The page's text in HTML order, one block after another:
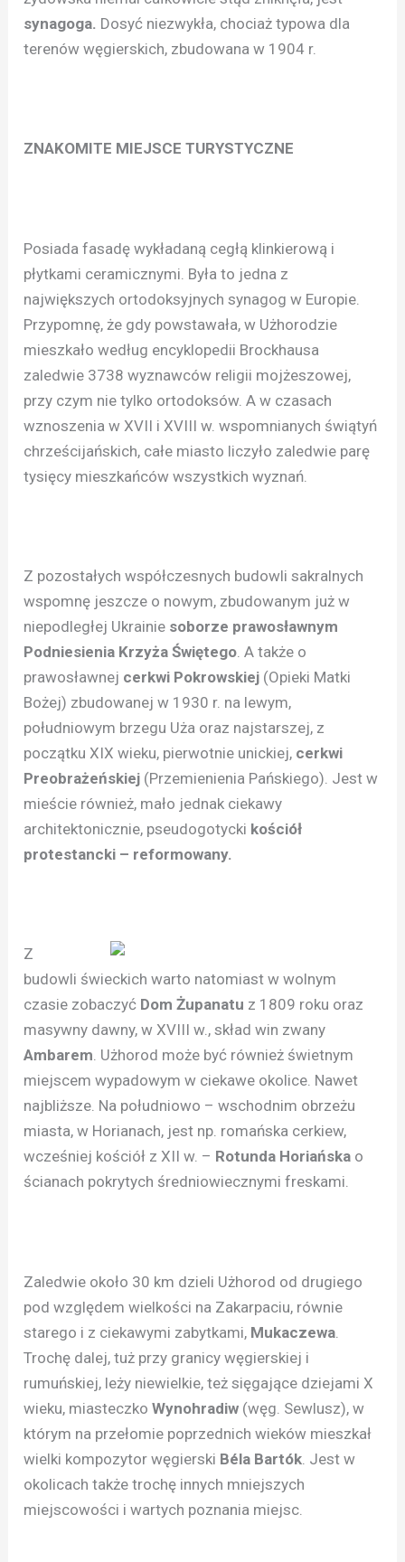
synagoga. Dosyć niezwykła, chociaż typowa dla
terenów węgierskich, zbudowana w 1904 r.
ZNAKOMITE MIEJSCE TURYSTYCZNE
Posiada fasadę wykładaną cegłą klinkierową i
płytkami ceramicznymi. Była to jedna z
największych ortodoksyjnych synagog w Europie.
Przypomnę, że gdy powstawała, w Użhorodzie
mieszkało według encyklopedii Brockhausa
zaledwie 3738 wyznawców religii mojżeszowej,
przy czym nie tylko ortodoksów. A w czasach
wznoszenia w XVII i XVIII w. wspomnianych świątyń
chrześcijańskich, całe miasto liczyło zaledwie parę
tysięcy mieszkańców wszystkich wyznań.
Z pozostałych współczesnych budowli sakralnych
wspomnę jeszcze o nowym, zbudowanym już w
niepodległej Ukrainie soborze prawosławnym
Podniesienia Krzyża Świętego . A także o
prawosławnej cerkwi Pokrowskiej (Opieki Matki
Bożej) zbudowanej w 1930 r. na lewym,
południowym brzegu Uża oraz najstarszej, z
początku XIX wieku, pierwotnie unickiej, cerkwi
Preobrażeńskiej (Przemienienia Pańskiego). Jest w
mieście również, mało jednak ciekawy
architektonicznie, pseudogotycki kościół
protestancki – reformowany.
Z
budowli świeckich warto natomiast w wolnym
czasie zobaczyć Dom Żupanatu z 1809 roku oraz
masywny dawny, w XVIII w., skład win zwany
Ambarem. Użhorod może być również świetnym
miejscem wypadowym w ciekawe okolice. Nawet
najbliższe. Na południowo – wschodnim obrzeżu
miasta, w Horianach, jest np. romańska cerkiew,
wcześniej kościół z XII w. – Rotunda Horiańska o
ścianach pokrytych średniowiecznymi freskami.
Zaledwie około 30 km dzieli Użhorod od drugiego
pod względem wielkości na Zakarpaciu, równie
starego i z ciekawymi zabytkami, Mukaczewa
Trochę dalej, tuż przy granicy węgierskiej i
rumuńskiej, leży niewielkie, też sięgające dziejami X
wieku, miasteczkoWynohradiw (węg. Sewlusz), w
którym na przełomie poprzednich wieków mieszkał
wielki kompozytor węgierski Béla Bartók . Jest w
okolicach także trochę innych mniejszych
miejscowości i wartych poznania miejsc.